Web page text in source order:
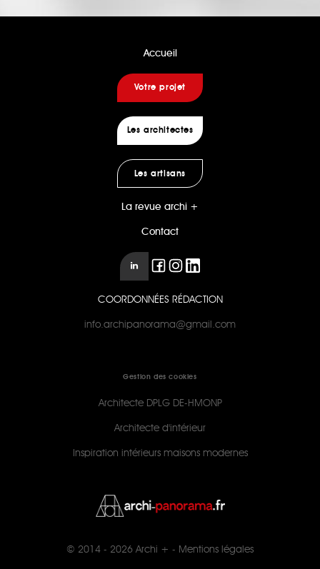
Accueil
Votre projet
Les architectes
Les artisans
La revue archi +
Contact
COORDONNÉES RÉDACTION
info.archipanorama@gmail.com
Gestion des cookies
Architecte DPLG DE-HMONP
Architecte d'intérieur
Inspiration intérieurs maisons modernes
© 2014 - 2026 Archi + - Mentions légales